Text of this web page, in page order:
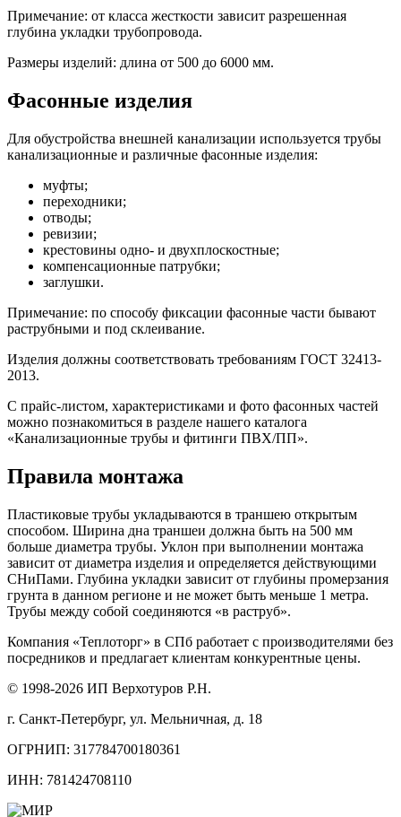
Примечание: от класса жесткости зависит разрешенная
глубина укладки трубопровода.
Размеры изделий: длина от 500 до 6000 мм.
Фасонные изделия
Для обустройства внешней канализации используется трубы
канализационные и различные фасонные изделия:
муфты;
переходники;
отводы;
ревизии;
крестовины одно- и двухплоскостные;
компенсационные патрубки;
заглушки.
Примечание: по способу фиксации фасонные части бывают
раструбными и под склеивание.
Изделия должны соответствовать требованиям ГОСТ 32413-
2013.
С прайс-листом, характеристиками и фото фасонных частей
можно познакомиться в разделе нашего каталога
«Канализационные трубы и фитинги ПВХ/ПП».
Правила монтажа
Пластиковые трубы укладываются в траншею открытым
способом. Ширина дна траншеи должна быть на 500 мм
больше диаметра трубы. Уклон при выполнении монтажа
зависит от диаметра изделия и определяется действующими
СНиПами. Глубина укладки зависит от глубины промерзания
грунта в данном регионе и не может быть меньше 1 метра.
Трубы между собой соединяются «в раструб».
Компания «Теплоторг» в СПб работает с производителями без
посредников и предлагает клиентам конкурентные цены.
© 1998-2026 ИП Верхотуров Р.Н.
г. Санкт-Петербург, ул. Мельничная, д. 18
ОГРНИП: 317784700180361
ИНН: 781424708110